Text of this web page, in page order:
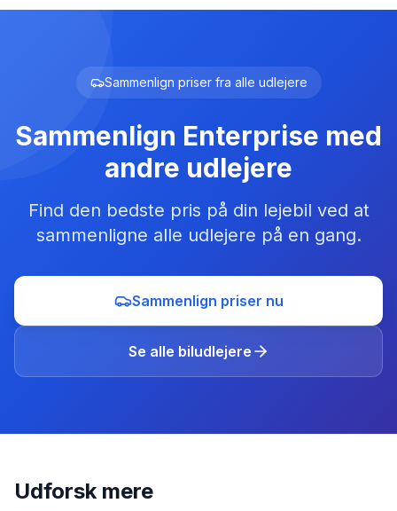
Sammenlign priser fra alle udlejere
Sammenlign Enterprise med
andre udlejere
Find den bedste pris på din lejebil ved at
sammenligne alle udlejere på en gang.
Sammenlign priser nu
Se alle biludlejere
Udforsk mere